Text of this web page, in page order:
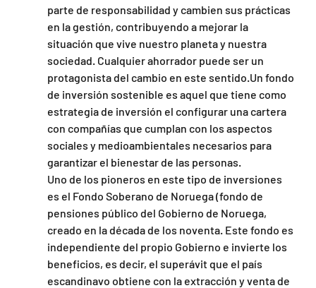
parte de responsabilidad y cambien sus prácticas
en la gestión, contribuyendo a mejorar la
situación que vive nuestro planeta y nuestra
sociedad. Cualquier ahorrador puede ser un
protagonista del cambio en este sentido.Un fondo
de inversión sostenible es aquel que tiene como
estrategia de inversión el configurar una cartera
con compañías que cumplan con los aspectos
sociales y medioambientales necesarios para
garantizar el bienestar de las personas.
Uno de los pioneros en este tipo de inversiones
es el Fondo Soberano de Noruega (fondo de
pensiones público del Gobierno de Noruega,
creado en la década de los noventa. Este fondo es
independiente del propio Gobierno e invierte los
beneficios, es decir, el superávit que el país
escandinavo obtiene con la extracción y venta de